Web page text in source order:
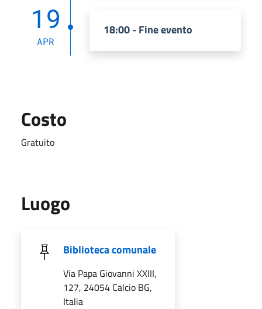
19
APR
18:00 - Fine evento
Costo
Gratuito
Luogo
Biblioteca comunale
Via Papa Giovanni XXIII,
127, 24054 Calcio BG,
Italia